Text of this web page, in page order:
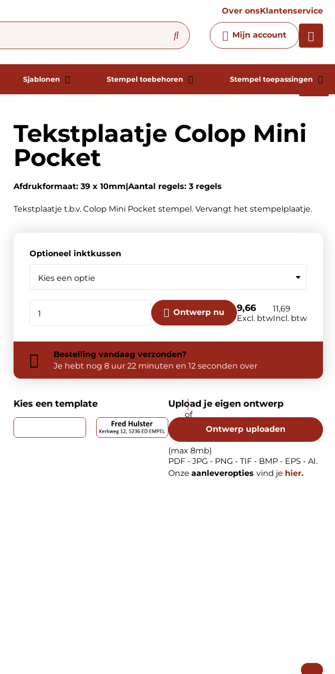
Over onsKlantenservice
Mijn account
Sjablonen Stempel toebehoren Stempel toepassingen
Chatbot
Chat 24/7 met onze chatbot
voor hulp
Contact
Tekstplaatje Colop Mini
Pocket
Afdrukformaat: 39 x 10mm Aantal regels: 3 regels
Tekstplaatje t.b.v. Colop Mini Pocket stempel. Vervangt het stempelplaatje.
Optioneel inktkussen
Ontwerp nu 9,66
Excl. btw
11,69
Incl. btw
Bestelling vandaag verzonden?
Je hebt nog 8 uur 22 minuten en 11 seconden over
Kies een template Upload je eigen ontwerp
Ontwerp uploaden
(max 8mb)
PDF - JPG - PNG - TIF - BMP - EPS - AI.
Onze aanleveropties vind je hier.